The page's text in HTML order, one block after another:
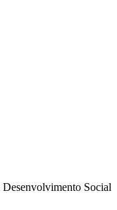
Social